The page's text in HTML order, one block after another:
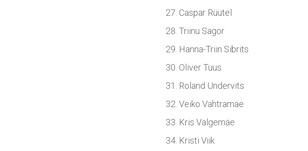
Caspar Rüütel
Triinu Sagor
Hanna-Triin Sibrits
Oliver Tuus
Roland Undervits
Veiko Vahtramäe
Kris Valgemäe
Kristi Viik